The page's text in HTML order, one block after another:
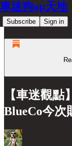
車迷狗up天地
Subscribe Sign in
【車迷觀
BlueCo今次